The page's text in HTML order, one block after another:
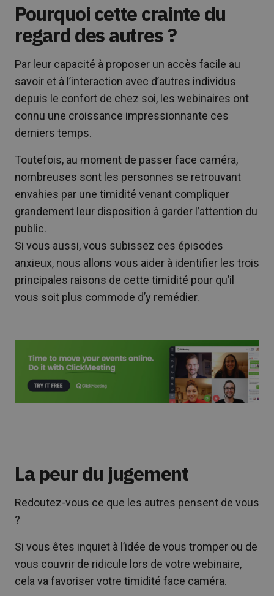
Pourquoi cette crainte du
regard des autres ?
Par leur capacité à proposer un accès facile au
savoir et à l’interaction avec d’autres individus
depuis le confort de chez soi, les webinaires ont
connu une croissance impressionnante ces
derniers temps.
Toutefois, au moment de passer face caméra,
nombreuses sont les personnes se retrouvant
envahies par une timidité venant compliquer
grandement leur disposition à garder l’attention du
public.
Si vous aussi, vous subissez ces épisodes
anxieux, nous allons vous aider à identifier les trois
principales raisons de cette timidité pour qu’il
vous soit plus commode d’y remédier.
La peur du jugement
Redoutez-vous ce que les autres pensent de vous
?
Si vous êtes inquiet à l’idée de vous tromper ou de
vous couvrir de ridicule lors de votre webinaire,
cela va favoriser votre timidité face caméra.